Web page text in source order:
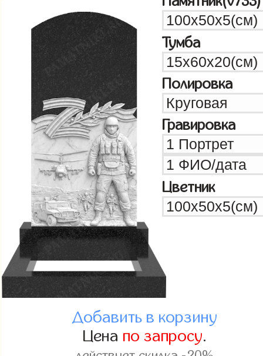
Тумба
Полировка
Гравировка
Цветник
Добавить в корзину
Цена по запросу.